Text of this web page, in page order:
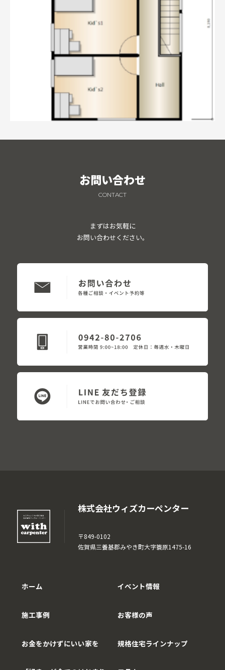
お問い合わせ
CONTACT
まずはお気軽に
お問い合わせください。
株式会社ウィズカーペンター
〒849-0102
佐賀県三養基郡みやき町大字簑原1475-16
ホーム
施工事例
お金をかけずにいい家を
イベント情報
お客様の声
規格住宅ラインナップ